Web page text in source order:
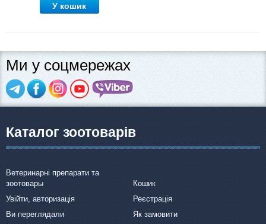
У кошик
Ми у соцмережах
Каталог зоотоварів
Ветеринарні препарати та
зоотовары
Кошик
Увійти, авторизація
Реєстрація
Ви переглядали
Як замовити